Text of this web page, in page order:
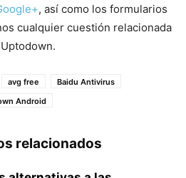
, así como los formularios
cualquier cuestión relacionada
avg free
Baidu Antivirus
Android
relacionados